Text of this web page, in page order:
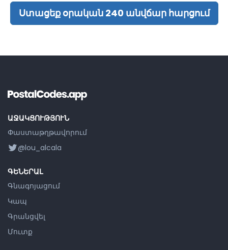
Ստացեք օրական 240 անվճար հարցում
ԱՋԱԿՑՈՒԹՅՈՒՆ
Փաստաթղթավորում
@lou_alcala
ԳԵՆԵՐԱԼ
Գնագոյացում
Կապ
Գրանցվել
Մուտք